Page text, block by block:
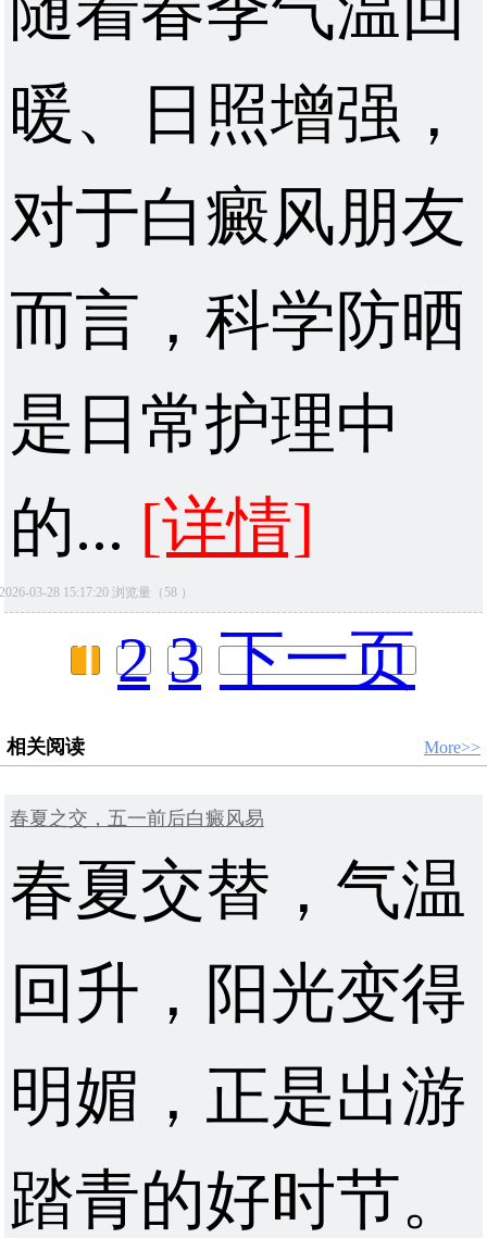
暖、日照增强，
对于白癜风朋友
而言，科学防晒
是日常护理中
的... [详情]
03-28 15:17:20 浏览量（58 ）
1 2 3 下一页
相关阅读 More>>
春夏之交，五一前后白癜风易
春夏交替，气温
回升，阳光变得
明媚，正是出游
踏青的好时节。